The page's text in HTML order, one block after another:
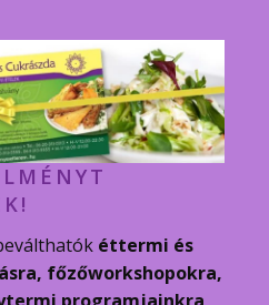
éttermi és
főzőworkshopokra,